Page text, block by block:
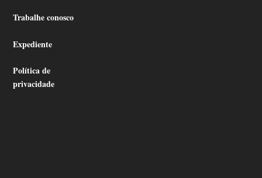
Trabalhe conosco
Expediente
Política de
privacidade